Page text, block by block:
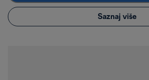
Saznaj više